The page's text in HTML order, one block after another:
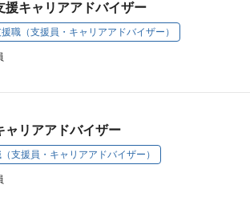
援キャリアアドバイザー
職（支援員・キャリアアドバイザー）
ャリアアドバイザー
支援員・キャリアアドバイザー）